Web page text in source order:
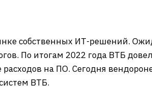
собственных ИТ-решений.
По итогам 2022 года ВТБ
на ПО. Сегодня
ВТБ.